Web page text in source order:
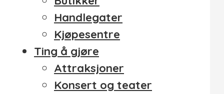
Handlegater
Kjøpesentre
Ting å gjøre
Attraksjoner
Konsert og teater